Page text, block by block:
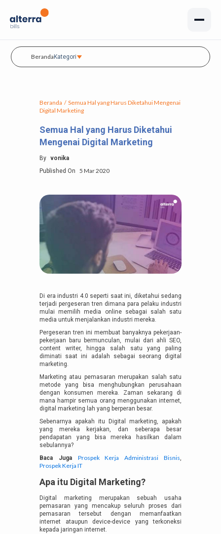
BerandaKategori
Beranda / Semua Hal yang Harus Diketahui Mengenai
Digital Marketing
Semua Hal yang Harus Diketahui
Mengenai Digital Marketing
By vonika
Published On
5 Mar 2020
Di era industri 4.0 seperti saat ini, diketahui sedang
terjadi pergeseran tren dimana para pelaku industri
mulai memilih media online sebagai salah satu
media untuk menjalankan industri mereka.
Pergeseran tren ini membuat banyaknya pekerjaan-
pekerjaan baru bermunculan, mulai dari ahli SEO,
content writer, hingga salah satu yang paling
diminati saat ini adalah sebagai seorang digital
marketing.
Marketing atau pemasaran merupakan salah satu
metode yang bisa menghubungkan perusahaan
dengan konsumen mereka. Zaman sekarang di
mana hampir semua orang menggunakan internet,
digital marketing lah yang berperan besar.
Sebenarnya apakah itu Digital marketing, apakah
yang mereka kerjakan, dan seberapa besar
pendapatan yang bisa mereka hasilkan dalam
sebulannya?
Baca Juga
Prospek Kerja Administrasi Bisnis,
Prospek Kerja IT
Apa itu Digital Marketing?
Digital marketing merupakan sebuah usaha
pemasaran yang mencakup seluruh proses dari
pemasaran tersebut dengan memanfaatkan
internet ataupun device-device yang terkoneksi
kepada jaringan internet.